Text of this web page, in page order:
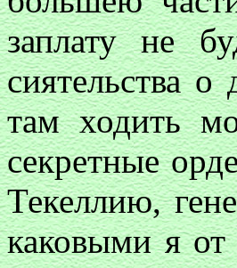
заплату не
сиятельства
там ходить
секретные
Текеллию,
каковыми я от